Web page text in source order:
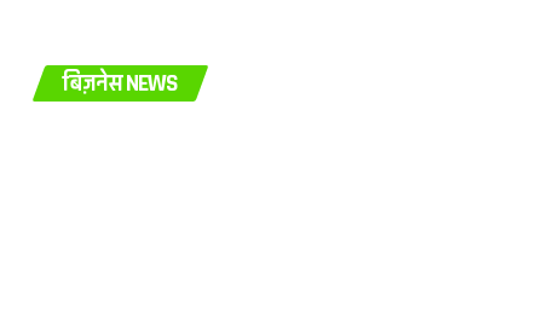
बिज़नेस NEWS